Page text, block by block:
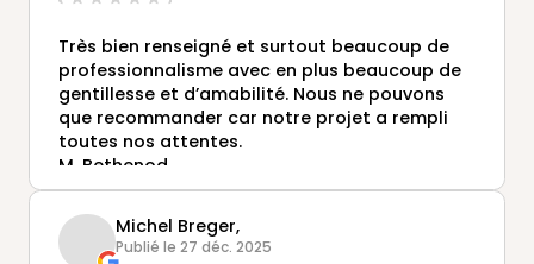
Très bien renseigné et surtout beaucoup de
professionnalisme avec en plus beaucoup de
gentillesse et d’amabilité. Nous ne pouvons
que recommander car notre projet a rempli
toutes nos attentes.
M. Bethenod
Michel Breger,
Publié le 27 déc. 2025